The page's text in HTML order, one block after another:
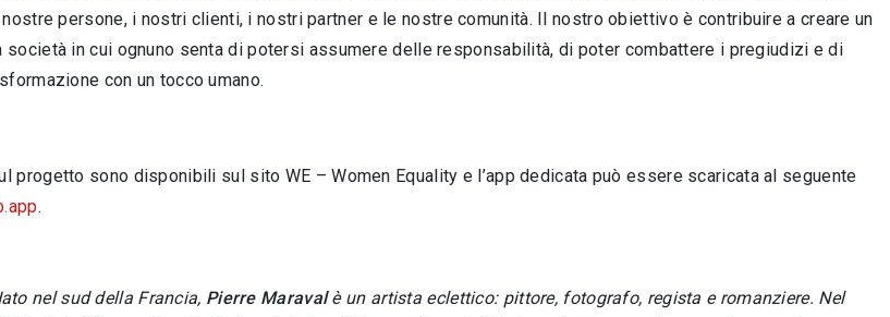
persone, i nostri clienti, i nostri partner e le nostre comunità. Il nostro obiettivo è contribuire a creare un
società in cui ognuno senta di potersi assumere delle responsabilità, di poter combattere i pregiudizi e di
con un tocco umano.
progetto sono disponibili sul sito WE – Women Equality e l’app dedicata può essere scaricata al seguente
.
nel sud della Francia, Pierre Maravalè un artista eclettico: pittore, fotografo, regista e romanziere. Nel